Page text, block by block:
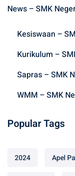
fNews – SMK
Kesiswaan –
Kurikulum –
Sapras – SMK
WMM – SMK
Popular Tags
2024 Apel